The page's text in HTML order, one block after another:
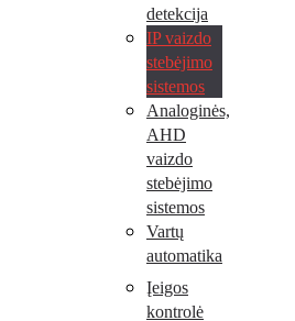
detekcija
IP vaizdo
stebėjimo
sistemos
Analoginės,
AHD
vaizdo
stebėjimo
sistemos
Vartų
automatika
Įeigos
kontrolė